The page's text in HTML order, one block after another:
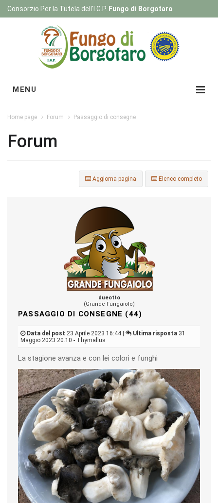
Consorzio Per la Tutela dell'I.G.P. Fungo di Borgotaro
MENU
Home page Forum Passaggio di consegne
Forum
Elenco completo
Aggiorna pagina
dueotto
(Grande Fungaiolo)
PASSAGGIO DI CONSEGNE (44)
Data del post 23 Aprile 2023 16:44 | Ultima risposta 31
Maggio 2023 20:10 - Thymallus
La stagione avanza e con lei colori e funghi